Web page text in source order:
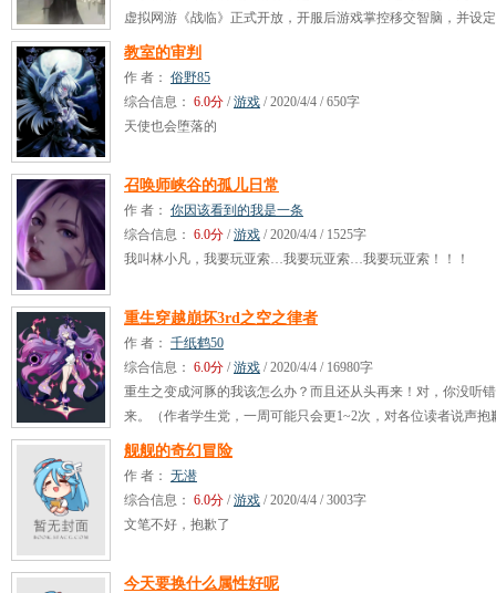
虚拟网游《战临》正式开放，开服后游戏掌控移交智脑，并设
绝了任何作弊的行为，游戏公司只负责内容策划和服务器维护
公司放进...
教室的审判
作 者： 俗野85
综合信息： 6.0分 /游戏 / 2020/4/4 / 650字
天使也会堕落的
召唤师峡谷的孤儿日常
作 者： 你因该看到的我是一条
综合信息： 6.0分 /游戏 / 2020/4/4 / 1525字
我叫林小凡，我要玩亚索…我要玩亚索…我要玩亚索！！！
重生穿越崩坏3rd之空之律者
作 者： 千纸鹤50
综合信息： 6.0分 /游戏 / 2020/4/4 / 16980字
重生之变成河豚的我该怎么办？而且还从头再来！对，你没听
来。（作者学生党，一周可能只会更1~2次，对各位读者说声抱
可能不太好。封面来自网络，侵权必改）
舰舰的奇幻冒险
作 者： 无潜
综合信息： 6.0分 /游戏 / 2020/4/4 / 3003字
文笔不好，抱歉了
今天要换什么属性好呢